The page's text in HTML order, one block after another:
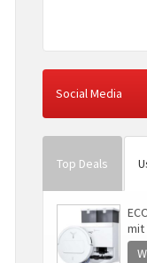
Social Media
Top Deals
mit